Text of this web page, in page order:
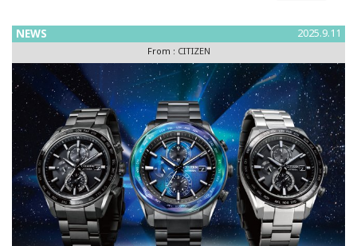
NEWS 2025.9.11
From : CITIZEN